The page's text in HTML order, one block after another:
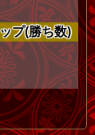
プ(勝ち数)